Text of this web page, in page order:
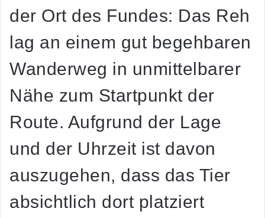
der Ort des Fundes: Das Reh
lag an einem gut begehbaren
Wanderweg in unmittelbarer
Nähe zum Startpunkt der
Route. Aufgrund der Lage
und der Uhrzeit ist davon
auszugehen, dass das Tier
absichtlich dort platziert